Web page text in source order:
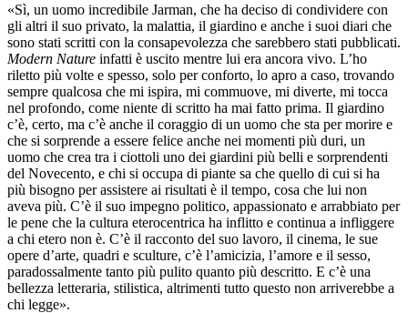
«Sì, un uomo incredibile Jarman, che ha deciso di condividere con
gli altri il suo privato, la malattia, il giardino e anche i suoi diari che
sono stati scritti con la consapevolezza che sarebbero stati pubblicati.
Modern Nature infatti è uscito mentre lui era ancora vivo. L’ho
riletto più volte e spesso, solo per conforto, lo apro a caso, trovando
sempre qualcosa che mi ispira, mi commuove, mi diverte, mi tocca
nel profondo, come niente di scritto ha mai fatto prima. Il giardino
c’è, certo, ma c’è anche il coraggio di un uomo che sta per morire e
che si sorprende a essere felice anche nei momenti più duri, un
uomo che crea tra i ciottoli uno dei giardini più belli e sorprendenti
del Novecento, e chi si occupa di piante sa che quello di cui si ha
più bisogno per assistere ai risultati è il tempo, cosa che lui non
aveva più. C’è il suo impegno politico, appassionato e arrabbiato per
le pene che la cultura eterocentrica ha inflitto e continua a infliggere
a chi etero non è. C’è il racconto del suo lavoro, il cinema, le sue
opere d’arte, quadri e sculture, c’è l’amicizia, l’amore e il sesso,
paradossalmente tanto più pulito quanto più descritto. E c’è una
bellezza letteraria, stilistica, altrimenti tutto questo non arriverebbe a
chi legge».